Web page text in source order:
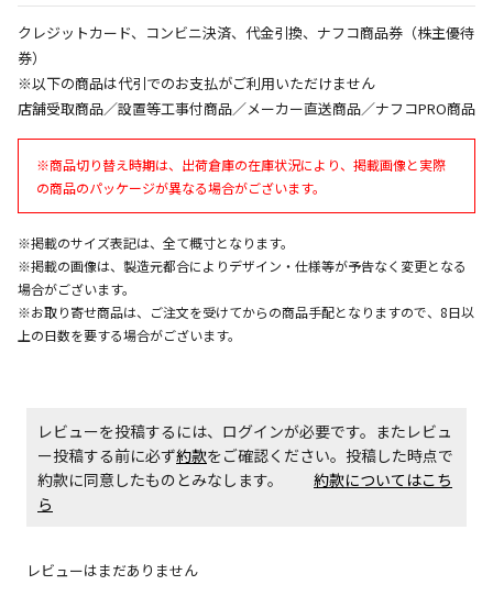
同時購入が可能です
出荷いたします。
ただし、メーカーの営業日に基づき出荷手続きを行う
ため、通常よりお時間をいただく場合がございます。
また、日曜・祝日や年末年始などの長期休業期間中
は、休業明けからの出荷対応となります。
お見積商品です。金額・施工日はお打ち合わせの上、
決定となります。
決定となります。
クレジットカード、コンビニ決済、代金引換、ナフコ商品券（株主優待
券）
※以下の商品は代引でのお支払がご利用いただけません
店舗受取商品／設置等工事付商品／メーカー直送商品／ナフコPRO商品
※商品切り替え時期は、出荷倉庫の在庫状況により、掲載画像と実際
の商品のパッケージが異なる場合がございます。
※掲載のサイズ表記は、全て概寸となります。
※掲載の画像は、製造元都合によりデザイン・仕様等が予告なく変更となる
場合がございます。
※お取り寄せ商品は、ご注文を受けてからの商品手配となりますので、8日以
上の日数を要する場合がございます。
レビューを投稿するには、ログインが必要です。またレビュ
ー投稿する前に必ず約款をご確認ください。投稿した時点で
約款に同意したものとみなします。 約款についてはこち
ら
レビューはまだありません